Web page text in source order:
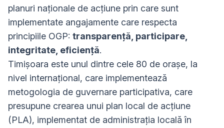
planuri naționale de acțiune prin care sunt
implementate angajamente care respecta
principiile OGP: transparență, participare,
integritate, eficiență.
Timișoara este unul dintre cele 80 de orașe, la
nivel internațional, care implementează
metogologia de guvernare participativa, care
presupune crearea unui plan local de acțiune
(PLA), implementat de administrația locală în